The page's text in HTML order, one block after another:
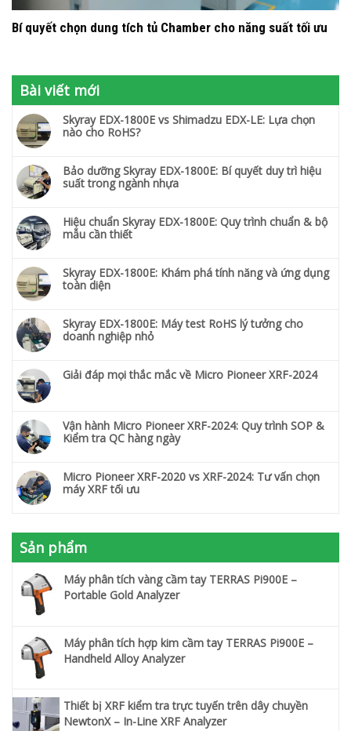
Bí quyết chọn dung tích tủ Chamber cho năng suất tối ưu
Bài viết mới
Skyray EDX-1800E vs Shimadzu EDX-LE: Lựa chọn
nào cho RoHS?
Bảo dưỡng Skyray EDX-1800E: Bí quyết duy trì hiệu
suất trong ngành nhựa
Hiệu chuẩn Skyray EDX-1800E: Quy trình chuẩn & bộ
mẫu cần thiết
Skyray EDX-1800E: Khám phá tính năng và ứng dụng
toàn diện
Skyray EDX-1800E: Máy test RoHS lý tưởng cho
doanh nghiệp nhỏ
Giải đáp mọi thắc mắc về Micro Pioneer XRF-2024
Vận hành Micro Pioneer XRF-2024: Quy trình SOP &
Kiểm tra QC hàng ngày
Micro Pioneer XRF-2020 vs XRF-2024: Tư vấn chọn
máy XRF tối ưu
Sản phẩm
Máy phân tích vàng cầm tay TERRAS Pi900E –
Portable Gold Analyzer
Máy phân tích hợp kim cầm tay TERRAS Pi900E –
Handheld Alloy Analyzer
Thiết bị XRF kiểm tra trực tuyến trên dây chuyền
NewtonX – In-Line XRF Analyzer